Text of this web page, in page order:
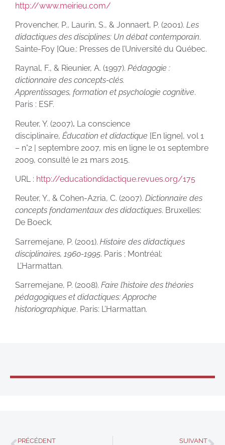
http://www.meirieu.com/
Provencher, P., Laurin, S., & Jonnaert, P. (2001). Les
didactiques des disciplines: Un débat contemporain.
Sainte-Foy [Que.: Presses de l’Université du Québec.
Raynal, F., & Rieunier, A. (1997). Pédagogie :
dictionnaire des concepts-clés.
Apprentissages, formation et psychologie cognitive.
Paris : ESF.
Reuter, Y. (2007). La conscience
disciplinaire, Éducation et didactique [En ligne], vol 1
– n°2 | septembre 2007, mis en ligne le 01 septembre
2009, consulté le 21 mars 2015.
URL : http://educationdidactique.revues.org/175
Reuter, Y., & Cohen-Azria, C. (2007). Dictionnaire des
concepts fondamentaux des didactiques. Bruxelles:
De Boeck.
Sarremejane, P. (2001). Histoire des didactiques
disciplinaires, 1960-1995. Paris ; Montréal:
L’Harmattan.
Sarremejane, P. (2008). Faire l’histoire des théories
pédagogiques et didactiques: Approche
historiographique. Paris: L’Harmattan.
PRÉCÉDENT SUIVANT